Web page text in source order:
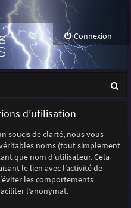
Connexion
d’utilisation
soucis de clarté, nous vous
noms (tout simplement
que nom d’utilisateur. Cela
le lien avec l’activité de
les comportements
l’anonymat.